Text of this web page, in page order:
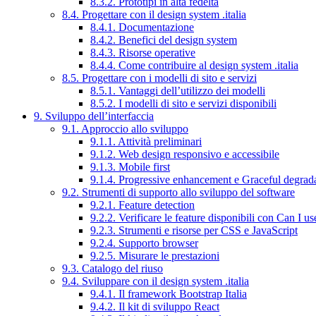
8.4. Progettare con il design system .italia
8.4.1. Documentazione
8.4.2. Benefici del design system
8.4.3. Risorse operative
8.4.4. Come contribuire al design system .italia
8.5. Progettare con i modelli di sito e servizi
8.5.1. Vantaggi dell’utilizzo dei modelli
8.5.2. I modelli di sito e servizi disponibili
9. Sviluppo dell’interfaccia
9.1. Approccio allo sviluppo
9.1.1. Attività preliminari
9.1.2. Web design responsivo e accessibile
9.1.3. Mobile first
9.1.4. Progressive enhancement e Graceful
9.2. Strumenti di supporto allo sviluppo del software
9.2.1. Feature detection
9.2.2. Verificare le feature disponibili con Can I
9.2.3. Strumenti e risorse per CSS e JavaScript
9.2.4. Supporto browser
9.2.5. Misurare le prestazioni
9.3. Catalogo del riuso
9.4. Sviluppare con il design system .italia
9.4.1. Il framework Bootstrap Italia
9.4.2. Il kit di sviluppo React